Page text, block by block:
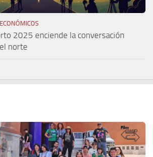
2025 enciende la conversación
norte